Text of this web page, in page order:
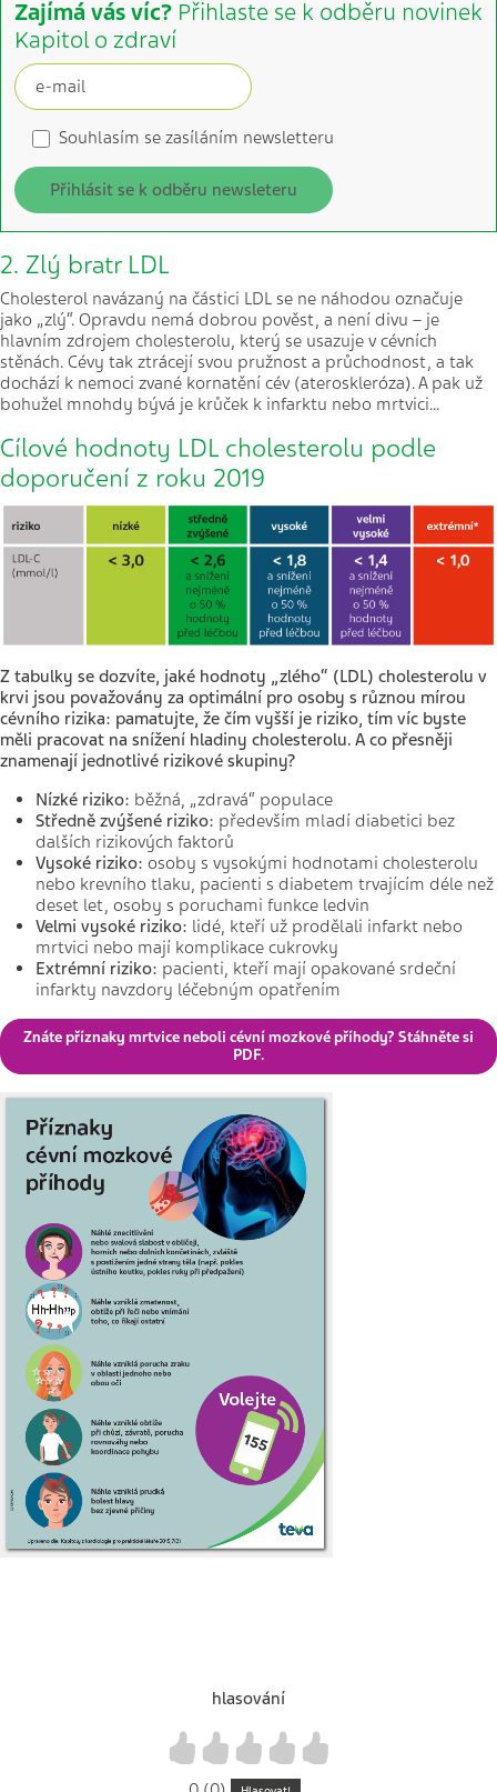
Zajímá vás víc? Přihlaste se k odběru novinek
Kapitol o zdraví
Souhlasím se zasíláním newsletteru
Přihlásit se k odběru newsleteru
2. Zlý bratr LDL
Cholesterol navázaný na částici LDL se ne náhodou označuje
jako „zlý“. Opravdu nemá dobrou pověst, a není divu – je
hlavním zdrojem cholesterolu, který se usazuje v cévních
stěnách. Cévy tak ztrácejí svou pružnost a průchodnost, a tak
dochází k nemoci zvané kornatění cév (ateroskleróza). A pak už
bohužel mnohdy bývá je krůček k infarktu nebo mrtvici…
Cílové hodnoty LDL cholesterolu podle
doporučení z roku 2019
Z tabulky se dozvíte, jaké hodnoty „zlého“ (LDL) cholesterolu v
krvi jsou považovány za optimální pro osoby s různou mírou
cévního rizika: pamatujte, že čím vyšší je riziko, tím víc byste
měli pracovat na snížení hladiny cholesterolu. A co přesněji
znamenají jednotlivé rizikové skupiny?
Nízké riziko: běžná, „zdravá“ populace
Středně zvýšené riziko: především mladí diabetici bez
dalších rizikových faktorů
Vysoké riziko: osoby s vysokými hodnotami cholesterolu
nebo krevního tlaku, pacienti s diabetem trvajícím déle než
deset let, osoby s poruchami funkce ledvin
Velmi vysoké riziko: lidé, kteří už prodělali infarkt nebo
mrtvici nebo mají komplikace cukrovky
Extrémní riziko: pacienti, kteří mají opakované srdeční
infarkty navzdory léčebným opatřením
Znáte příznaky mrtvice neboli cévní mozkové příhody? Stáhněte si
PDF.
hlasování
4
3
2
1